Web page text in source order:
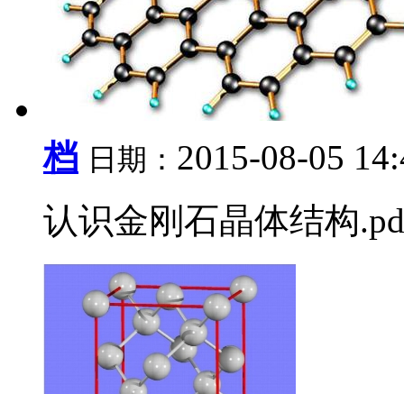
档 日期： 2015-08-05
认识金刚石晶体结构